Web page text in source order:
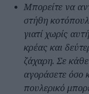
Μπορείτε να
στήθη
γιατί χωρίς
κρέας και
ζάχαρη. Σε
αγοράσετε όσο
πουλερικό